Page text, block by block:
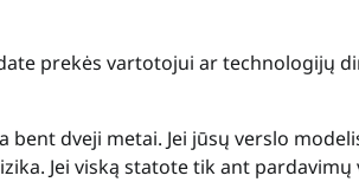
prekės vartotojui ar technologijų
dveji metai. Jei jūsų verslo
Jei viską statote tik ant